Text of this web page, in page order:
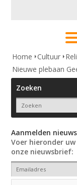
Home
Cultuur
Nieuwe plebaan
Zoeken
Aanmelden
Voer hieronder
onze nieuwsbrief: